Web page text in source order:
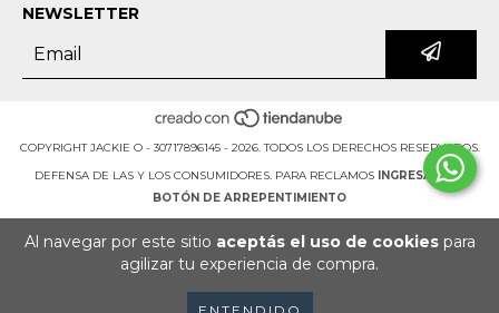
Al navegar por este sitio aceptás el uso de cookiespara
agilizar tu experiencia de compra.
NEWSLETTER
COPYRIGHT JACKIE O - 30717896145 - 2026. TODOS LOS DERECHOS RESERVADOS.
DEFENSA DE LAS Y LOS CONSUMIDORES. PARA RECLAMOS INGRESÁ ACÁ.
BOTÓN DE ARREPENTIMIENTO